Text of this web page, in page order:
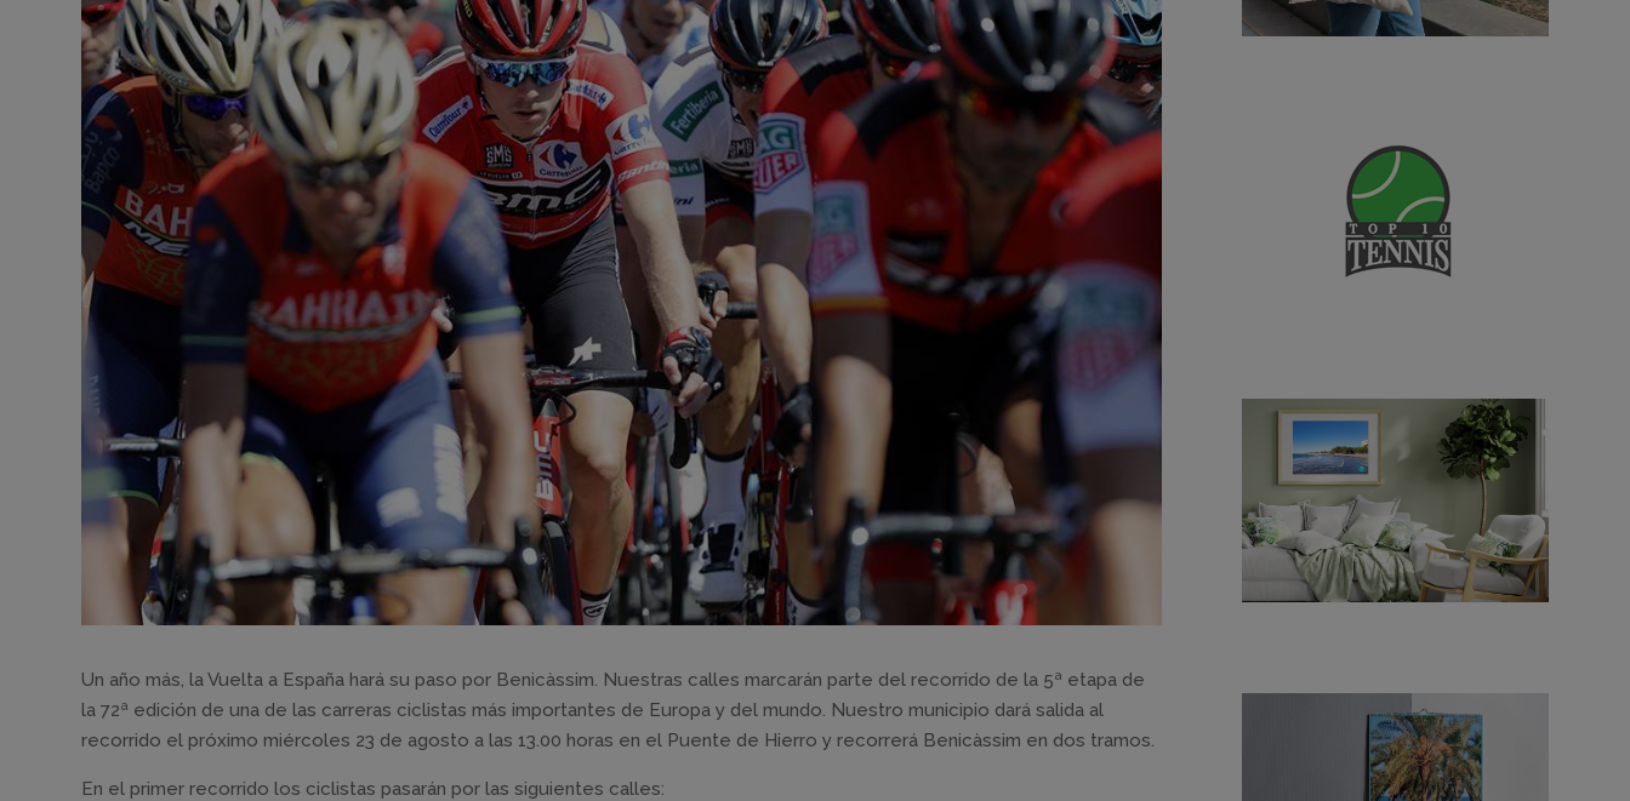
Un año más, la Vuelta a España hará su paso por Benicàssim. Nuestras calles marcarán parte del recorrido de la 5ª etapa de
la 72ª edición de una de las carreras ciclistas más importantes de Europa y del mundo. Nuestro municipio dará salida al
recorrido el próximo miércoles 23 de agosto a las 13.00 horas en el Puente de Hierro y recorrerá Benicàssim en dos tramos.
En el primer recorrido los ciclistas pasarán por las siguientes calles: